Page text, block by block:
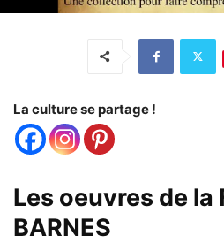
La culture se partage !
Les oeuvres de la
BARNES